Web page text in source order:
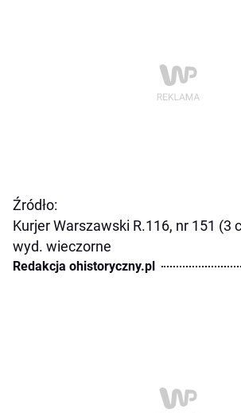
Źródło:
Kurjer Warszawski R.116, nr 151 (3
wyd. wieczorne
Redakcja ohistoryczny.pl